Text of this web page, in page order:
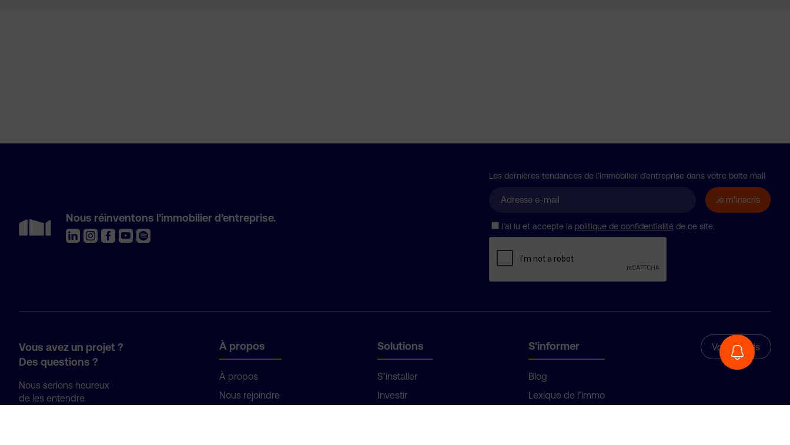
Nous réinventons l’immobilier d’entreprise.
Les dernières tendances de l’immobilier d’entreprise dans votre boîte mail
J’ai lu et accepte la politique de confidentialité de ce site.
Vous avez un projet ?
Des questions ?
Nous serions heureux
de les entendre.
À propos
À propos
Nous rejoindre
Solutions
S’installer
Investir
S'informer
Blog
Lexique de l’immo
Voir les avis